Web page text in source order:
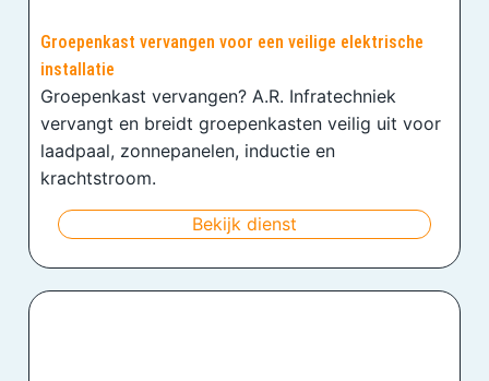
Groepenkast vervangen voor een veilige elektrische
installatie
Groepenkast vervangen? A.R. Infratechniek
vervangt en breidt groepenkasten veilig uit voor
laadpaal, zonnepanelen, inductie en
krachtstroom.
Bekijk dienst